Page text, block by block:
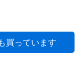
買っています